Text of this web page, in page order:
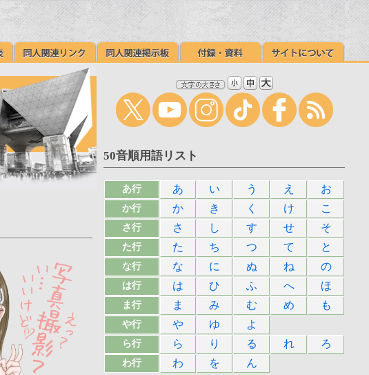
50音順用語リスト
あ行 あ い う え お
か行 か き く け こ
さ行 さ し す せ そ
た行 た ち つ て と
な行 な に ぬ ね の
は行 は ひ ふ へ ほ
ま行 ま み む め も
や行 や ゆ よ
ら行 ら り る れ ろ
わ行 わ を ん